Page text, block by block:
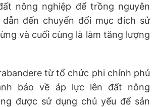
nông nghiệp để trồng nguyên
đến chuyển đổi mục đích sử
và cuối cùng là làm tăng lượng
từ tổ chức phi chính phủ
báo về áp lực lên đất nông
được sử dụng chủ yếu để sản